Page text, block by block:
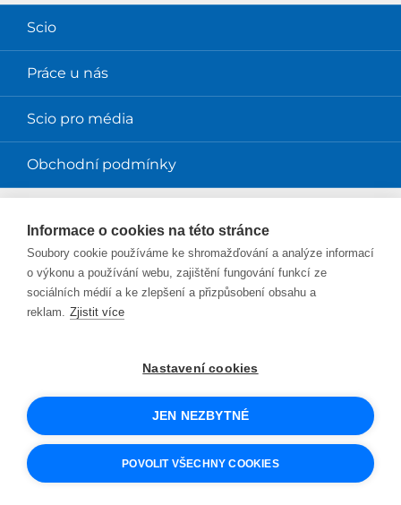
Scio
Práce u nás
Scio pro média
Obchodní podmínky
Magazín Perpetuum
Blog Smysl v práci
© 2026 SCIO
a e-shop na míru od PeckaDesign
Informace o cookies na této stránce
Soubory cookie používáme ke shromažďování a analýze informací
o výkonu a používání webu, zajištění fungování funkcí ze
sociálních médií a ke zlepšení a přizpůsobení obsahu a
reklam. Zjistit více
Nastavení cookies
JEN NEZBYTNÉ
POVOLIT VŠECHNY COOKIES